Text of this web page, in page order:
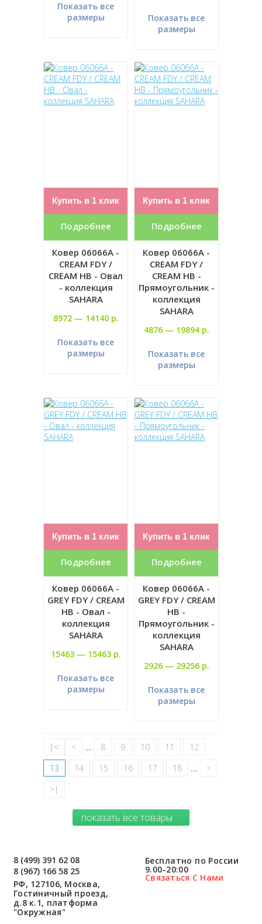
Показать все
размеры
Показать все
размеры
Купить в 1 клик
Подробнее
Ковер 06066A -
CREAM FDY /
CREAM HB - Овал
- коллекция
SAHARA
8972 — 14140 р.
Показать все
размеры
Купить в 1 клик
Подробнее
Ковер 06066A -
CREAM FDY /
CREAM HB -
Прямоугольник -
коллекция
SAHARA
4876 — 19894 р.
Показать все
размеры
Купить в 1 клик
Подробнее
Ковер 06066A -
GREY FDY / CREAM
HB - Овал -
коллекция
SAHARA
15463 — 15463 р.
Показать все
размеры
Купить в 1 клик
Подробнее
Ковер 06066A -
GREY FDY / CREAM
HB -
Прямоугольник -
коллекция
SAHARA
2926 — 29256 р.
Показать все
размеры
|< < .... 8 9 10 11
12
13
14 15 16 17 18 ....
>
>|
показать все товары
8 (499) 391 62 08
8 (967) 166 58 25
РФ, 127106, Москва,
Гостиничный проезд,
д.8 к.1, платформа
"Окружная"
Бесплатно по России
9.00-20:00
Связаться С Нами